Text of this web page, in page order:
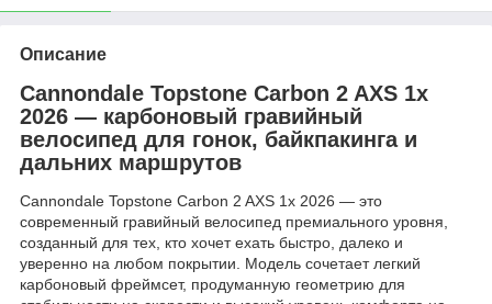
Описание
Cannondale Topstone Carbon 2 AXS 1x
2026 — карбоновый гравийный
велосипед для гонок, байкпакинга и
дальних маршрутов
Cannondale Topstone Carbon 2 AXS 1x 2026 — это
современный гравийный велосипед премиального уровня,
созданный для тех, кто хочет ехать быстро, далеко и
уверенно на любом покрытии. Модель сочетает легкий
карбоновый фреймсет, продуманную геометрию для